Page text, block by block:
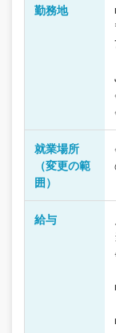
勤務地
就業場所
（変更の範
囲）
給与